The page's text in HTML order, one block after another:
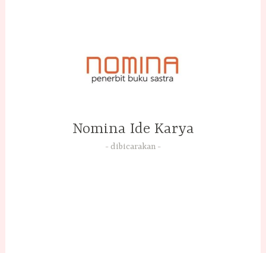
Nomina Ide Karya
dibicarakan